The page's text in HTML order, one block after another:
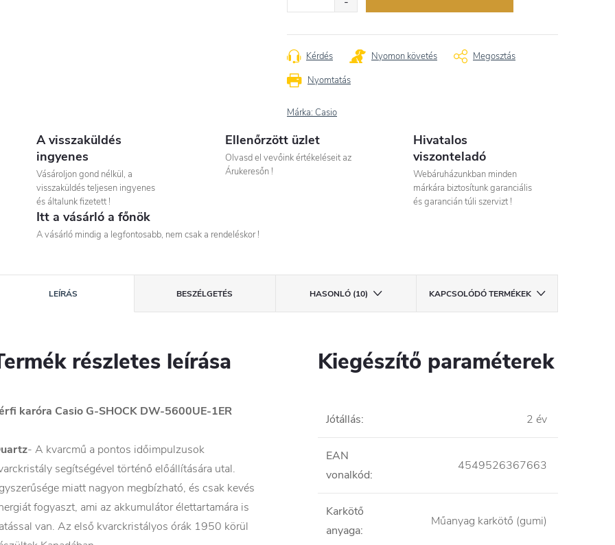
Nyomtatás
Kérdés Nyomon követés Megosztás
Márka: Casio
A visszaküldés
ingyenes
Vásároljon gond nélkül, a
visszaküldés teljesen ingyenes
és általunk fizetett !
Ellenőrzött üzlet
Olvasd el vevőink értékeléseit az
Árukeresőn !
Hivatalos
viszonteladó
Webáruházunkban minden
márkára biztosítunk garanciális
és garancián túli szervizt !
Itt a vásárló a főnök
A vásárló mindig a legfontosabb, nem csak a rendeléskor !
LEÍRÁS BESZÉLGETÉS HASONLÓ (10) KAPCSOLÓDÓ TERMÉKEK
részletes leírása
karóra Casio G-SHOCK DW-5600UE-1ER
- A kvarcmű a pontos időimpulzusok
segítségével történő előállítására utal.
miatt nagyon megbízható, és csak kevés
fogyaszt, ami az akkumulátor élettartamára is
van. Az első kvarckristályos órák 1950 körül
Kiegészítő paraméterek
Jótállás: 2 év
EAN
vonalkód:
4549526367663
Karkötő
anyaga:
Műanyag karkötő (gumi)